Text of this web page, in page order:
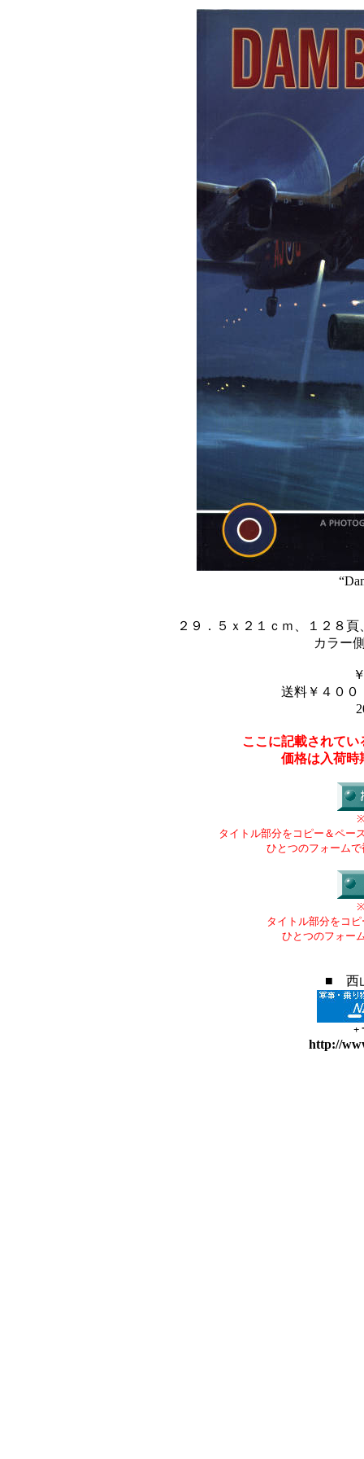
２９．５ｘ２１ｃｍ、１２８
カラー
送料￥４００
ここに記載されて
価格は入荷時
タイトル部分をコピー＆ペー
ひとつのフォーム
タイトル部分をコ
ひとつのフォー
■ 西
+
http://